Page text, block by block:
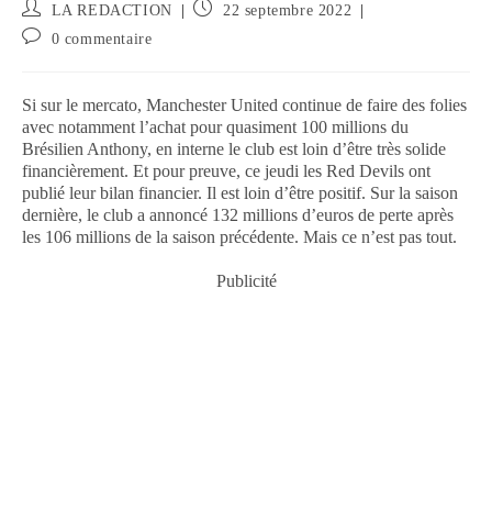
LA REDACTION
22 septembre 2022
0 commentaire
Si sur le mercato, Manchester United continue de faire des folies
avec notamment l’achat pour quasiment 100 millions du
Brésilien Anthony, en interne le club est loin d’être très solide
financièrement. Et pour preuve, ce jeudi les Red Devils ont
publié leur bilan financier. Il est loin d’être positif. Sur la saison
dernière, le club a annoncé 132 millions d’euros de perte après
les 106 millions de la saison précédente. Mais ce n’est pas tout.
Publicité